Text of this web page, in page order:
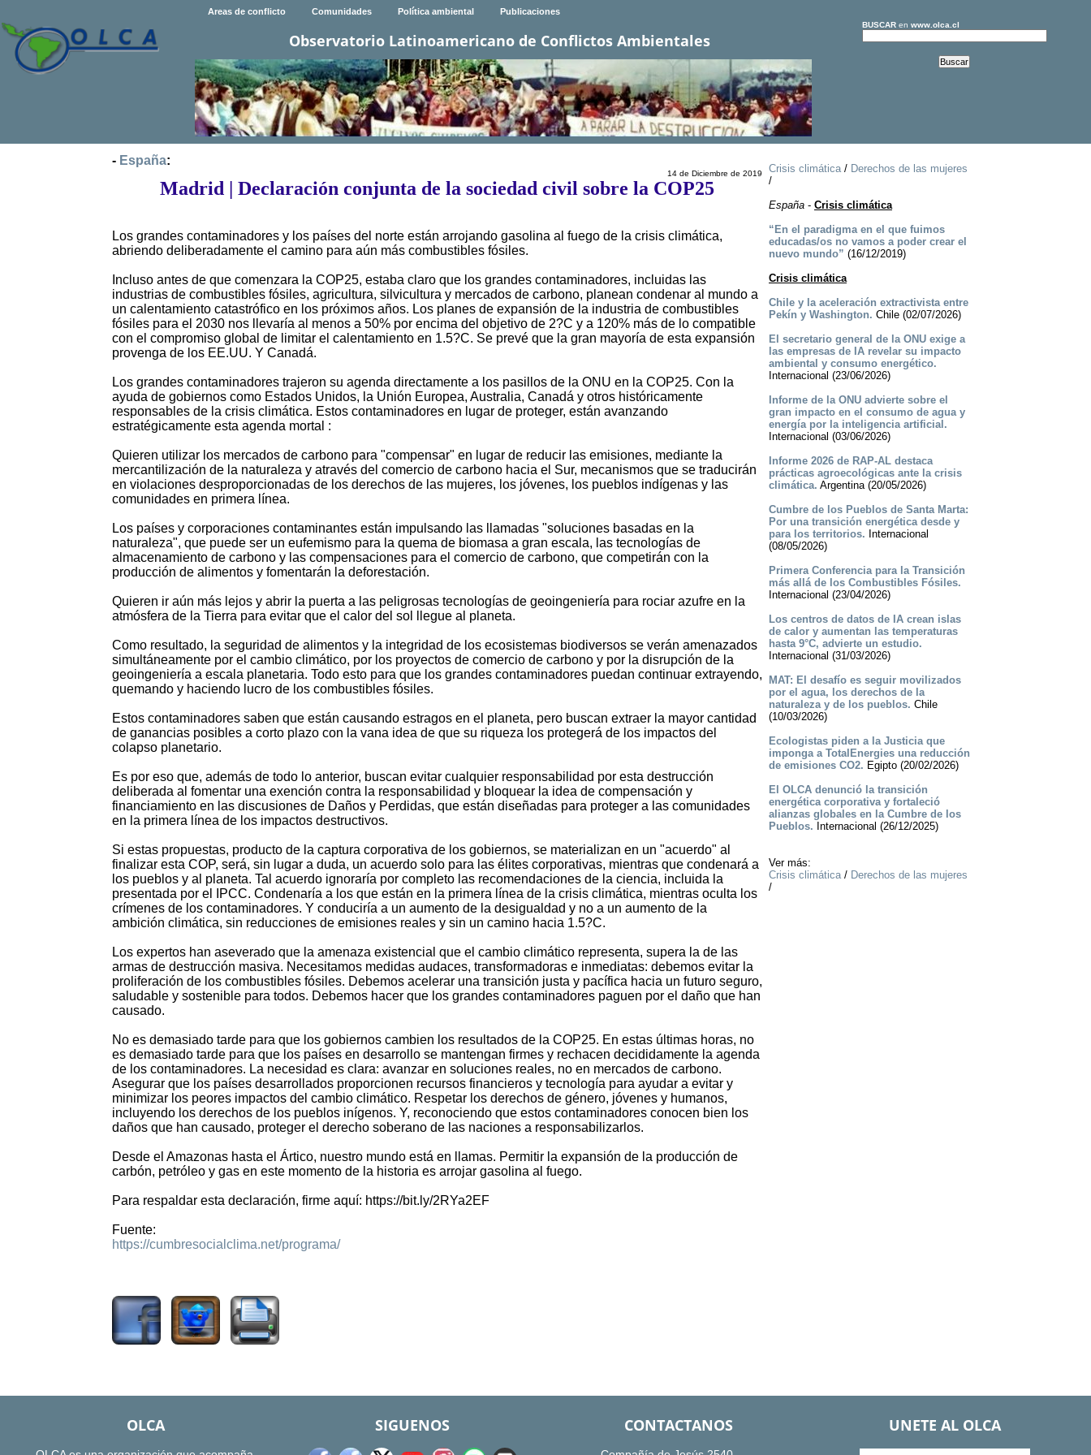
Areas de conflicto Comunidades Política ambiental Publicaciones
Observatorio Latinoamericano de Conflictos Ambientales
BUSCARen www.olca.cl
- España:
14 de Diciembre de 2019
Madrid | Declaración conjunta de la sociedad civil sobre la COP25
Los grandes contaminadores y los países del norte están arrojando gasolina al fuego de la crisis climática,
abriendo deliberadamente el camino para aún más combustibles fósiles.
Incluso antes de que comenzara la COP25, estaba claro que los grandes contaminadores, incluidas las
industrias de combustibles fósiles, agricultura, silvicultura y mercados de carbono, planean condenar al mundo a
un calentamiento catastrófico en los próximos años. Los planes de expansión de la industria de combustibles
fósiles para el 2030 nos llevaría al menos a 50% por encima del objetivo de 2?C y a 120% más de lo compatible
con el compromiso global de limitar el calentamiento en 1.5?C. Se prevé que la gran mayoría de esta expansión
provenga de los EE.UU. Y Canadá.
Los grandes contaminadores trajeron su agenda directamente a los pasillos de la ONU en la COP25. Con la
ayuda de gobiernos como Estados Unidos, la Unión Europea, Australia, Canadá y otros históricamente
responsables de la crisis climática. Estos contaminadores en lugar de proteger, están avanzando
estratégicamente esta agenda mortal :
Quieren utilizar los mercados de carbono para "compensar" en lugar de reducir las emisiones, mediante la
mercantilización de la naturaleza y através del comercio de carbono hacia el Sur, mecanismos que se traducirán
en violaciones desproporcionadas de los derechos de las mujeres, los jóvenes, los pueblos indígenas y las
comunidades en primera línea.
Los países y corporaciones contaminantes están impulsando las llamadas "soluciones basadas en la
naturaleza", que puede ser un eufemismo para la quema de biomasa a gran escala, las tecnologías de
almacenamiento de carbono y las compensaciones para el comercio de carbono, que competirán con la
producción de alimentos y fomentarán la deforestación.
Quieren ir aún más lejos y abrir la puerta a las peligrosas tecnologías de geoingeniería para rociar azufre en la
atmósfera de la Tierra para evitar que el calor del sol llegue al planeta.
Como resultado, la seguridad de alimentos y la integridad de los ecosistemas biodiversos se verán amenazados
simultáneamente por el cambio climático, por los proyectos de comercio de carbono y por la disrupción de la
geoingeniería a escala planetaria. Todo esto para que los grandes contaminadores puedan continuar extrayendo,
quemando y haciendo lucro de los combustibles fósiles.
Estos contaminadores saben que están causando estragos en el planeta, pero buscan extraer la mayor cantidad
de ganancias posibles a corto plazo con la vana idea de que su riqueza los protegerá de los impactos del
colapso planetario.
Es por eso que, además de todo lo anterior, buscan evitar cualquier responsabilidad por esta destrucción
deliberada al fomentar una exención contra la responsabilidad y bloquear la idea de compensación y
financiamiento en las discusiones de Daños y Perdidas, que están diseñadas para proteger a las comunidades
en la primera línea de los impactos destructivos.
Si estas propuestas, producto de la captura corporativa de los gobiernos, se materializan en un "acuerdo" al
finalizar esta COP, será, sin lugar a duda, un acuerdo solo para las élites corporativas, mientras que condenará a
los pueblos y al planeta. Tal acuerdo ignoraría por completo las recomendaciones de la ciencia, incluida la
presentada por el IPCC. Condenaría a los que están en la primera línea de la crisis climática, mientras oculta los
crímenes de los contaminadores. Y conduciría a un aumento de la desigualdad y no a un aumento de la
ambición climática, sin reducciones de emisiones reales y sin un camino hacia 1.5?C.
Los expertos han aseverado que la amenaza existencial que el cambio climático representa, supera la de las
armas de destrucción masiva. Necesitamos medidas audaces, transformadoras e inmediatas: debemos evitar la
proliferación de los combustibles fósiles. Debemos acelerar una transición justa y pacífica hacia un futuro seguro,
saludable y sostenible para todos. Debemos hacer que los grandes contaminadores paguen por el daño que han
causado.
No es demasiado tarde para que los gobiernos cambien los resultados de la COP25. En estas últimas horas, no
es demasiado tarde para que los países en desarrollo se mantengan firmes y rechacen decididamente la agenda
de los contaminadores. La necesidad es clara: avanzar en soluciones reales, no en mercados de carbono.
Asegurar que los países desarrollados proporcionen recursos financieros y tecnología para ayudar a evitar y
minimizar los peores impactos del cambio climático. Respetar los derechos de género, jóvenes y humanos,
incluyendo los derechos de los pueblos inígenos. Y, reconociendo que estos contaminadores conocen bien los
daños que han causado, proteger el derecho soberano de las naciones a responsabilizarlos.
Desde el Amazonas hasta el Ártico, nuestro mundo está en llamas. Permitir la expansión de la producción de
carbón, petróleo y gas en este momento de la historia es arrojar gasolina al fuego.
Para respaldar esta declaración, firme aquí: https://bit.ly/2RYa2EF
Fuente:
https://cumbresocialclima.net/programa/
Crisis climática/ Derechos de las mujeres
/
España- Crisis climática
“En el paradigma en el que fuimos
educadas/os no vamos a poder crear el
nuevo mundo” (16/12/2019)
Crisis climática
Chile y la aceleración extractivista entre
Pekín y Washington. Chile (02/07/2026)
El secretario general de la ONU exige a
las empresas de IA revelar su impacto
ambiental y consumo energético.
Internacional (23/06/2026)
Informe de la ONU advierte sobre el
gran impacto en el consumo de agua y
energía por la inteligencia artificial.
Internacional (03/06/2026)
Informe 2026 de RAP-AL destaca
prácticas agroecológicas ante la crisis
climática. Argentina (20/05/2026)
Cumbre de los Pueblos de Santa Marta:
Por una transición energética desde y
para los territorios. Internacional
(08/05/2026)
Primera Conferencia para la Transición
más allá de los Combustibles Fósiles.
Internacional (23/04/2026)
Los centros de datos de IA crean islas
de calor y aumentan las temperaturas
hasta 9°C, advierte un estudio.
Internacional (31/03/2026)
MAT: El desafío es seguir movilizados
por el agua, los derechos de la
naturaleza y de los pueblos. Chile
(10/03/2026)
Ecologistas piden a la Justicia que
imponga a TotalEnergies una reducción
de emisiones CO2. Egipto (20/02/2026)
El OLCA denunció la transición
energética corporativa y fortaleció
alianzas globales en la Cumbre de los
Pueblos. Internacional (26/12/2025)
Ver más:
Crisis climática/ Derechos de las mujeres
/
OLCA SIGUENOS CONTACTANOS UNETE AL OLCA